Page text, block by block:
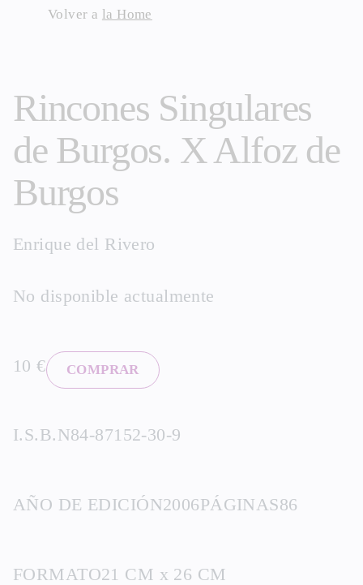
Volver a la Home
Rincones Singulares
de Burgos. X Alfoz de
Burgos
Enrique del Rivero
No disponible actualmente
10 € COMPRAR
I.S.B.N84-87152-30-9
AÑO DE EDICIÓN2006PÁGINAS86
FORMATO21 CM x 26 CM